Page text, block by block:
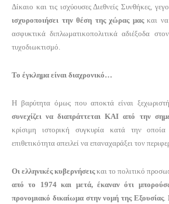
Δίκαιο και τις ισχύουσες Διεθνείς Συνθήκες,
ισχυροποιήσει την θέση της χώρας μαςκαι να
ασφυκτικά διπλωματικοπολιτικά αδιέξοδα
τυχοδιωκτισμό.
Το έγκλημα είναι διαχρονικό…
Η βαρύτητα όμως που αποκτά είναι
συνεχίζει να διαπράττεται ΚΑΙ από την
κρίσιμη ιστορική συγκυρία κατά την
επιθετικότητα απειλεί να επαναχαράξει τον
Οι ελληνικές κυβερνήσειςκαι το πολιτικό
από το 1974 και μετά, έκαναν ότι
προνομιακό δικαίωμα στην νομή της Εξουσίας.